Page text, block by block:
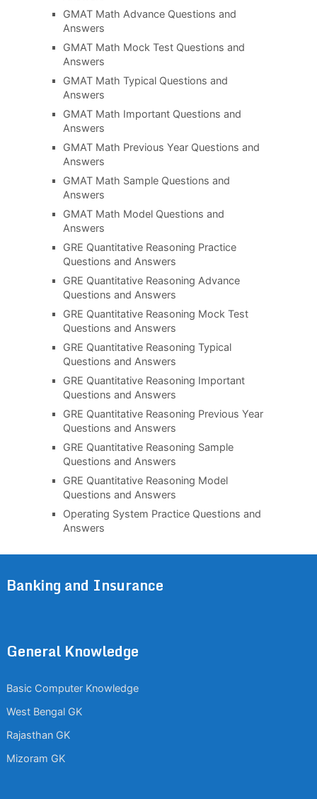
GMAT Math Advance Questions and
Answers
GMAT Math Mock Test Questions and
Answers
GMAT Math Typical Questions and
Answers
GMAT Math Important Questions and
Answers
GMAT Math Previous Year Questions and
Answers
GMAT Math Sample Questions and
Answers
GMAT Math Model Questions and
Answers
GRE Quantitative Reasoning Practice
Questions and Answers
GRE Quantitative Reasoning Advance
Questions and Answers
GRE Quantitative Reasoning Mock Test
Questions and Answers
GRE Quantitative Reasoning Typical
Questions and Answers
GRE Quantitative Reasoning Important
Questions and Answers
GRE Quantitative Reasoning Previous Year
Questions and Answers
GRE Quantitative Reasoning Sample
Questions and Answers
GRE Quantitative Reasoning Model
Questions and Answers
Operating System Practice Questions and
Answers
Banking and Insurance
General Knowledge
Basic Computer Knowledge
West Bengal GK
Rajasthan GK
Mizoram GK